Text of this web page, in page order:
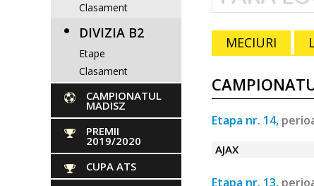
Clasament
DIVIZIA B2
Etape
Clasament
CAMPIONATUL
MADISZ
PREMII
2019/2020
CUPA ATS
MECIURI
Etapa nr. 14,
AJAX
Etapa nr. 13,